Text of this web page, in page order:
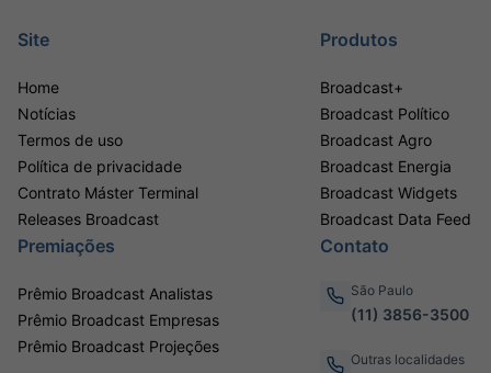
Site
Home
Notícias
Termos de uso
Política de privacidade
Contrato Máster Terminal
Releases Broadcast
Produtos
Broadcast+
Broadcast Político
Broadcast Agro
Broadcast Energia
Broadcast Widgets
Broadcast Data Feed
Premiações
Prêmio Broadcast Analistas
Prêmio Broadcast Empresas
Prêmio Broadcast Projeções
Contato
São Paulo
(11) 3856-3500
Outras localidades